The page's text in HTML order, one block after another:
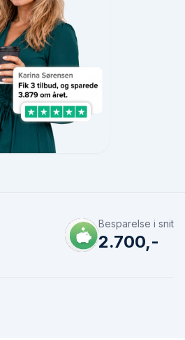
Besparelse i snit
2.700,-